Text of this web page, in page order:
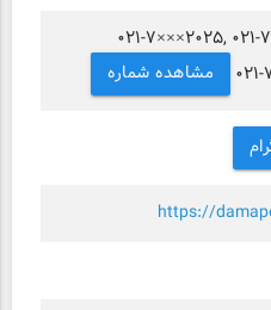
۰۲۱-۷×××۴۶۸۷,
مشاهده شماره
https://